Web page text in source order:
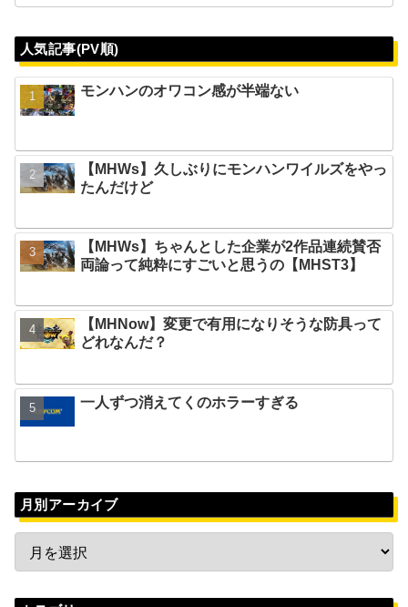
人気記事(PV順)
モンハンのオワコン感が半端ない
【MHWs】久しぶりにモンハンワイルズをやっ
たんだけど
【MHWs】ちゃんとした企業が2作品連続賛否
両論って純粋にすごいと思うの【MHST3】
【MHNow】変更で有用になりそうな防具って
どれなんだ？
一人ずつ消えてくのホラーすぎる
月別アーカイブ